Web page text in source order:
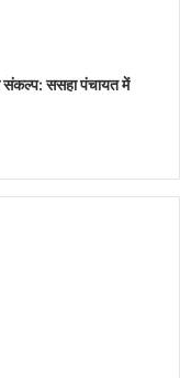
संकल्प: ससहा पंचायत में